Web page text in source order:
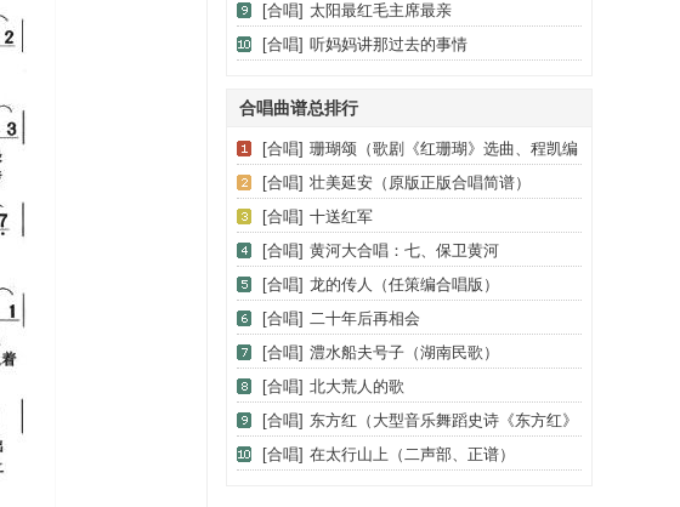
[合唱] 太阳最红毛主席最亲
[合唱] 听妈妈讲那过去的事情
合唱曲谱总排行
[合唱] 珊瑚颂（歌剧《红珊瑚》选曲、程凯编
合唱版）
[合唱] 壮美延安（原版正版合唱简谱）
[合唱] 十送红军
[合唱] 黄河大合唱：七、保卫黄河
[合唱] 龙的传人（任策编合唱版）
[合唱] 二十年后再相会
[合唱] 澧水船夫号子（湖南民歌）
[合唱] 北大荒人的歌
[合唱] 东方红（大型音乐舞蹈史诗《东方红》
歌曲集）
[合唱] 在太行山上（二声部、正谱）